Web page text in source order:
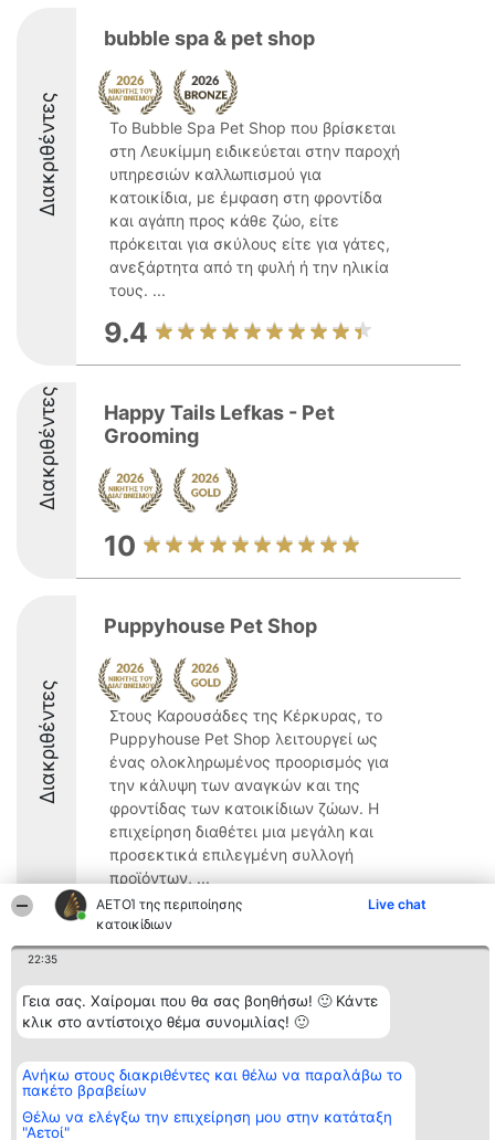
ΑΕΤΟΊ της περιποίησης
κατοικίδιων
Live chat
22:35
Γεια σας. Χαίρομαι που θα σας βοηθήσω! 🙂 Κάντε
κλικ στο αντίστοιχο θέμα συνομιλίας! 🙂
Ανήκω στους διακριθέντες και θέλω να παραλάβω το
πακέτο βραβείων
Θέλω να ελέγξω την επιχείρηση μου στην κατάταξη
"Αετοί"
Διακριθέντες
bubble spa & pet shop
Το Bubble Spa Pet Shop που βρίσκεται
στη Λευκίμμη ειδικεύεται στην παροχή
υπηρεσιών καλλωπισμού για
κατοικίδια, με έμφαση στη φροντίδα
και αγάπη προς κάθε ζώο, είτε
πρόκειται για σκύλους είτε για γάτες,
ανεξάρτητα από τη φυλή ή την ηλικία
τους. ...
9.4
Διακριθέντες
Happy Tails Lefkas - Pet
Grooming
10
Διακριθέντες
Puppyhouse Pet Shop
Στους Καρουσάδες της Κέρκυρας, το
Puppyhouse Pet Shop λειτουργεί ως
ένας ολοκληρωμένος προορισμός για
την κάλυψη των αναγκών και της
φροντίδας των κατοικίδιων ζώων. Η
επιχείρηση διαθέτει μια μεγάλη και
προσεκτικά επιλεγμένη συλλογή
προϊόντων, ...
9.8
Διοργανωτής της
κατάταξης
BEAUTIFUL COMPANY
ΤΗΛ. ΕΠΙΚΟΙΝΩΝΙΑΣ:
2104128019
email:
aetoi@beautifulcompany.co
Κατάταξη
Διακριθέντες
Λίστα όλων
διακριθέντων
Μεθοδολογία
προϋποθέσεις
ΠΟΛΙΤΙΚΗ
Επικοινωνία